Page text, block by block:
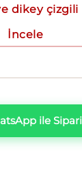
dikey çizgili
İncele
ile